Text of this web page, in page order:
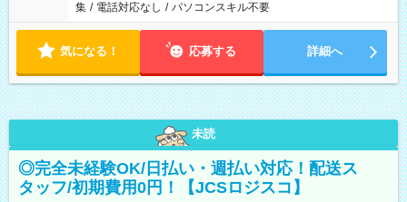
集 / 電話対応なし / パソコンスキル不要
気になる！ 応募する 詳細へ
未読
◎完全未経験OK/日払い・週払い対応！配送ス
タッフ/初期費用0円！【JCSロジスコ】